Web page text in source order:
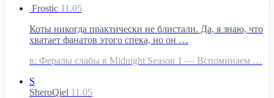
Frostic 11.05
Коты никогда практически не блистали. Да, я знаю, что
хватает фанатов этого спека, но он …
в: Фералы слабы в Midnight Season 1 — Вспоминаем …
S
SheroQiel 11.05